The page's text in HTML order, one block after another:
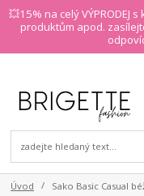
💥15% na celý VÝPRODEJ
produktům apod.
Úvod Sako Basic Casual